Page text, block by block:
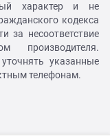
характер и не
кодекса
за несоответствие
производителя.
указанные
телефонам.